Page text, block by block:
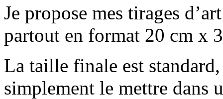
Je propose mes tirages
partout en format 20 cm x
La taille finale est
simplement le mettre dans